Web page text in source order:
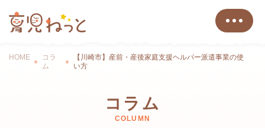
HOME
コラ
ム
【川崎市】産前・産後家庭支援ヘルパー派遣事業の使
い方
コラム
COLUMN